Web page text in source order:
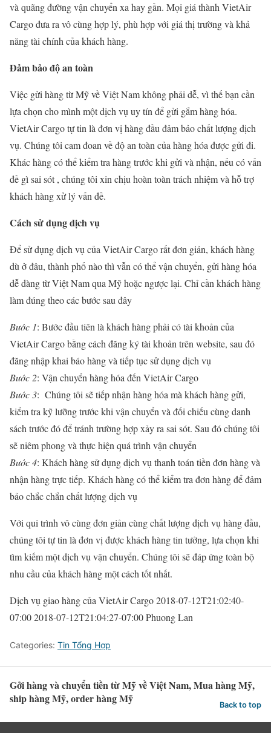
và quãng đường vận chuyển xa hay gần. Mọi giá thành VietAir
Cargo đưa ra vô cùng hợp lý, phù hợp với giá thị trường và khả
năng tài chính của khách hàng.
Đảm bảo độ an toàn
Việc gửi hàng từ Mỹ về Việt Nam không phải dễ, vì thế bạn cần
lựa chọn cho mình một dịch vụ uy tín để gửi gắm hàng hóa.
VietAir Cargo tự tin là đơn vị hàng đầu đảm bảo chất lượng dịch
vụ. Chúng tôi cam đoan về độ an toàn của hàng hóa được gửi đi.
Khác hàng có thể kiểm tra hàng trước khi gửi và nhận, nếu có vấn
đề gì sai sót , chúng tôi xin chịu hoàn toàn trách nhiệm và hỗ trợ
khách hàng xử lý vấn đề.
Cách sử dụng dịch vụ
Để sử dụng dịch vụ của VietAir Cargo rất đơn giản, khách hàng
dù ở đâu, thành phố nào thì vẫn có thể vận chuyển, gửi hàng hóa
dễ dàng từ Việt Nam qua Mỹ hoặc ngược lại. Chỉ cần khách hàng
làm đúng theo các bước sau đây
Bước 1: Bước đầu tiên là khách hàng phải có tài khoản của
VietAir Cargo bằng cách đăng ký tài khoản trên website, sau đó
đăng nhập khai báo hàng và tiếp tục sử dụng dịch vụ
Bước 2: Vận chuyển hàng hóa đến VietAir Cargo
Bước 3: Chúng tôi sẽ tiếp nhận hàng hóa mà khách hàng gửi,
kiểm tra kỹ lưỡng trước khi vận chuyển và đối chiếu cùng danh
sách trước đó để tránh trường hợp xảy ra sai sót. Sau đó chúng tôi
sẽ niêm phong và thực hiện quá trình vận chuyển
Bước 4: Khách hàng sử dụng dịch vụ thanh toán tiền đơn hàng và
nhận hàng trực tiếp. Khách hàng có thể kiểm tra đơn hàng để đảm
bảo chắc chắn chất lượng dịch vụ
Với qui trình vô cùng đơn giản cùng chất lượng dịch vụ hàng đầu,
chúng tôi tự tin là đơn vị được khách hàng tin tưởng, lựa chọn khi
tìm kiếm một dịch vụ vận chuyển. Chúng tôi sẽ đáp ứng toàn bộ
nhu cầu của khách hàng một cách tốt nhất.
Dịch vụ giao hàng của VietAir Cargo2018-07-12T21:02:40-
07:002018-07-12T21:04:27-07:00Phuong Lan
Categories: Tin Tổng Hợp
Gởi hàng và chuyển tiền từ Mỹ về Việt Nam, Mua hàng Mỹ,
ship hàng Mỹ, order hàng Mỹ
Back to top